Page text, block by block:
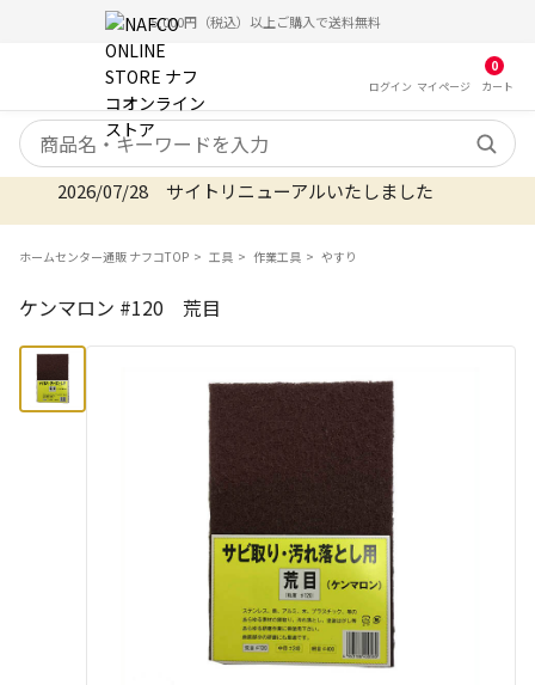
5,000円（税込）以上ご購入で送料無料
ログイン マイ ページ
0
カート
検索キーワード
2026/07/28 サイトリニューアルいたしました
ホームセンター通販 ナフコTOP 工具 作業工具 やすり
ケンマロン #120 荒目